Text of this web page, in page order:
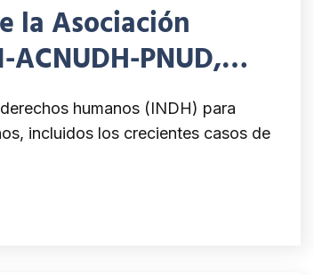
la Asociación
PNUD,
los días 24 y 25
humanos (INDH) para
incluidos los crecientes casos de